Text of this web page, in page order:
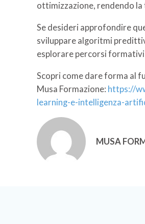
ottimizzazione, rendendo
Se desideri approfondire
sviluppare algoritmi
esplorare percorsi
Scopri come dare forma al
Musa Formazione: https://
learning-e-intelligenza-
MUSA